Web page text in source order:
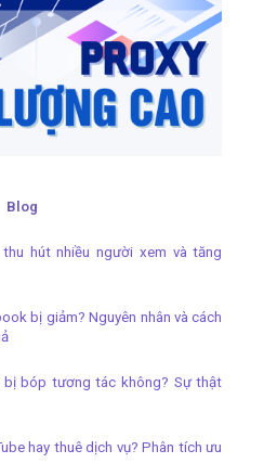
Blog
hút nhiều người xem và tăng
bị giảm? Nguyên nhân và cách
bóp tương tác không? Sự thật
hay thuê dịch vụ? Phân tích ưu